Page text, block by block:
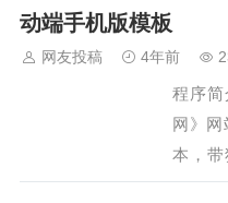
动端手机版模板
网友投稿 4年前
程序简
网》网
本，
表、内